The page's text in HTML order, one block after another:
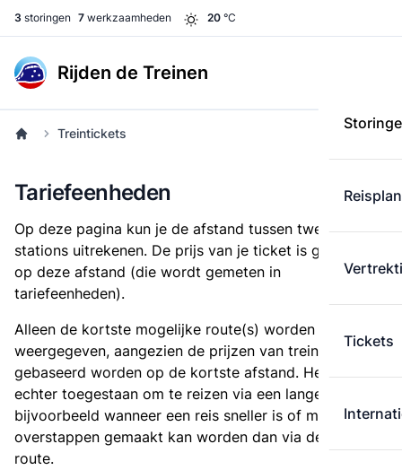
3 storingen 7 werkzaamheden 20 °C
Rijden de Treinen
Tickets
Treintickets
Tariefeenheden
Op deze pagina kun je de afstand tussen twee
stations uitrekenen. De prijs van je ticket is gebaseerd
op deze afstand (die wordt gemeten in
tariefeenheden).
Alleen de kortste mogelijke route(s) worden
weergegeven, aangezien de prijzen van treintickets
gebaseerd worden op de kortste afstand. Het is
echter toegestaan om te reizen via een langere route,
bijvoorbeeld wanneer een reis sneller is of met minder
overstappen gemaakt kan worden dan via de kortste
route.